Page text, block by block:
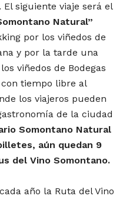
siguiente viaje será el
Natural”
por los viñedos de
y por la tarde una
viñedos de Bodegas
tiempo libre al
los viajeros pueden
de la ciudad
Somontano Natural
aún quedan 9
del Vino Somontano.
año la Ruta del Vino